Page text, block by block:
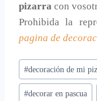
pizarra con
Prohibida la
pagina de
Etiquetas
de
la
#decoración de mi
#decorar en pascua